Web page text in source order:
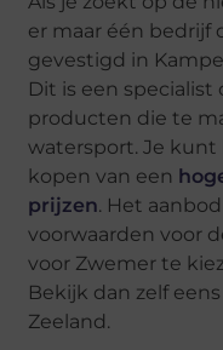
er maar één bedrijf
gevestigd in
Dit is een
producten die te
watersport. Je
kopen van een
prijzen. Het
voorwaarden voor
voor Zwemer te
Bekijk dan zelf
Zeeland.